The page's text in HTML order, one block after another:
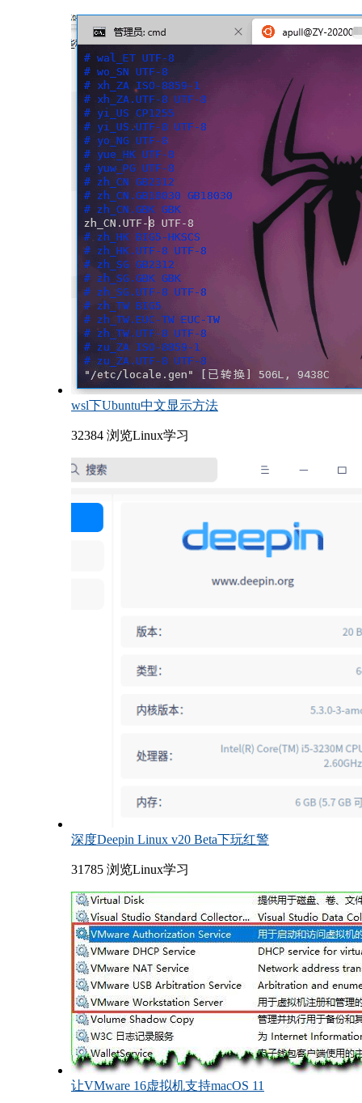
wsl下Ubuntu中文显示方法
32384 浏览Linux学习
深度Deepin Linux v20 Beta下玩红警
31785 浏览Linux学习
让VMware 16虚拟机支持macOS 11